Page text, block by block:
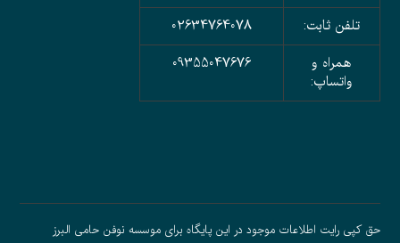
تلفن ثابت:
02634764078
همراه و
واتساپ:
09355047676
حق کپی رایت اطلاعات موجود در این پایگاه برای موسسه نوفن حامی البرز